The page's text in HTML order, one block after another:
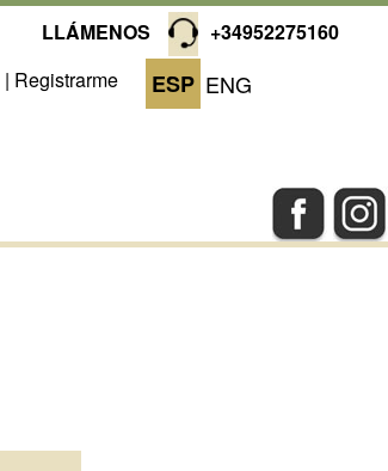
LLÁMENOS
+34952275160
Registrarme ESP ENG